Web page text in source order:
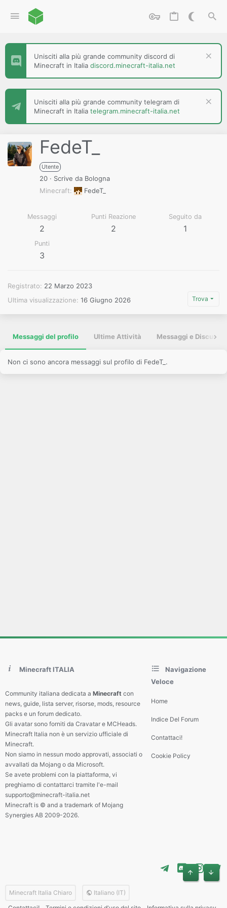
Unisciti alla più grande community discord di
Minecraft in Italia discord.minecraft-italia.net
Unisciti alla più grande community telegram di
Minecraft in Italia telegram.minecraft-italia.net
FedeT_
Utente
20 · Scrive da Bologna
Minecraft
FedeT_
Messaggi
2
Punti Reazione
2
Seguito da
1
Punti
3
Registrato
22 Marzo 2023
Ultima visualizzazione 16 Giugno 2026 Trova
Messaggi del profilo Ultime Attività Messaggi e
Non ci sono ancora messaggi sul profilo di FedeT_.
Minecraft ITALIA
Community italiana dedicata a Minecraft con
news, guide, lista server, risorse, mods, resource
packs e un forum dedicato.
Gli avatar sono forniti da Cravatar e MCHeads.
Minecraft Italia non è un servizio ufficiale di
Minecraft.
Non siamo in nessun modo approvati, associati o
avvallati da Mojang o da Microsoft.
Se avete problemi con la piattaforma, vi
preghiamo di contattarci tramite l'e-mail
supporto@minecraft-italia.net
Minecraft is © and a trademark of Mojang
Synergies AB 2009-2026.
Navigazione
Veloce
Home
Indice Del Forum
Contattaci!
Cookie Policy
Minecraft Italia Chiaro
Italiano (IT)
Alto Basso